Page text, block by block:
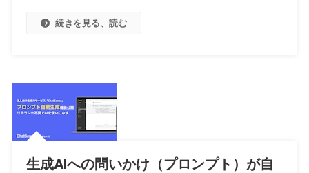
続きを見る、読む
生成AIへの問いかけ（プロンプト）が自